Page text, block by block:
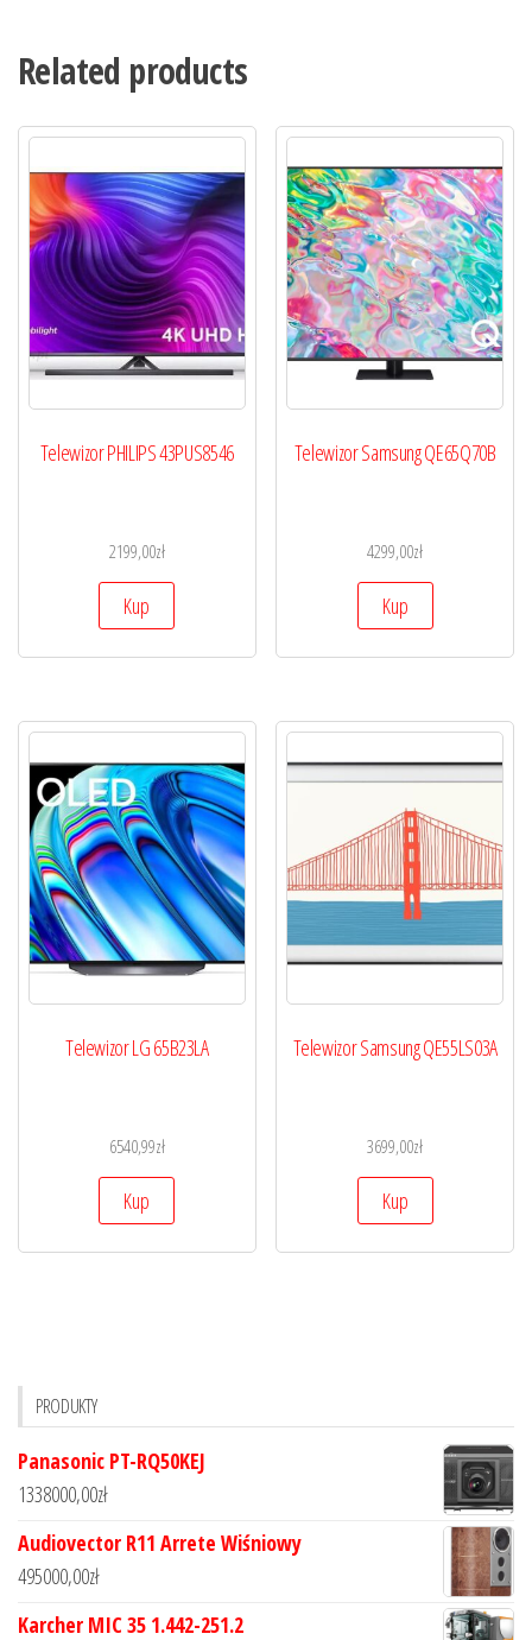
Related products
Telewizor PHILIPS 43PUS8546
2199,00zł
Kup
Telewizor Samsung QE65Q70B
4299,00zł
Kup
Telewizor LG 65B23LA
6540,99zł
Kup
Telewizor Samsung QE55LS03A
3699,00zł
Kup
PRODUKTY
Panasonic PT-RQ50KEJ
1338000,00zł
Audiovector R11 Arrete Wiśniowy
495000,00zł
Karcher MIC 35 1.442-251.2